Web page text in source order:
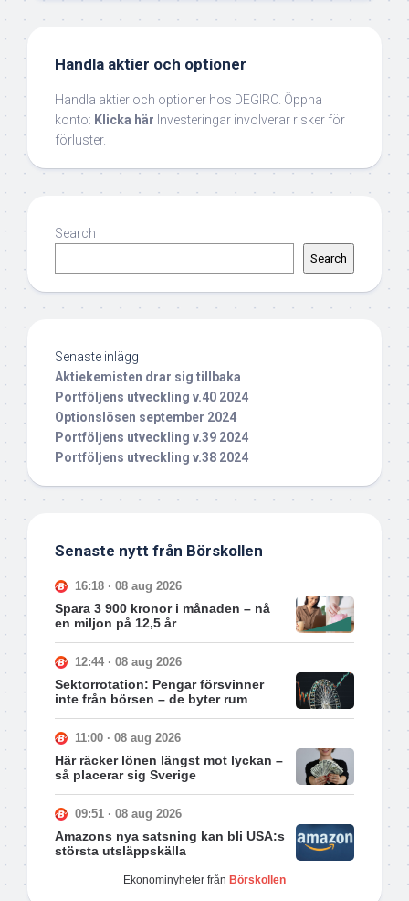
Handla aktier och optioner
Handla aktier och optioner hos DEGIRO. Öppna
konto: Klicka här Investeringar involverar risker för
förluster.
Search
Search
Senaste inlägg
Aktiekemisten drar sig tillbaka
Portföljens utveckling v.40 2024
Optionslösen september 2024
Portföljens utveckling v.39 2024
Portföljens utveckling v.38 2024
Senaste nytt från Börskollen
16:18 · 08 aug 2026
Spara 3 900 kronor i månaden – nå
en miljon på 12,5 år
12:44 · 08 aug 2026
Sektorrotation: Pengar försvinner
inte från börsen – de byter rum
11:00 · 08 aug 2026
Här räcker lönen längst mot lyckan –
så placerar sig Sverige
09:51 · 08 aug 2026
Amazons nya satsning kan bli USA:s
största utsläppskälla
Ekonominyheter från Börskollen